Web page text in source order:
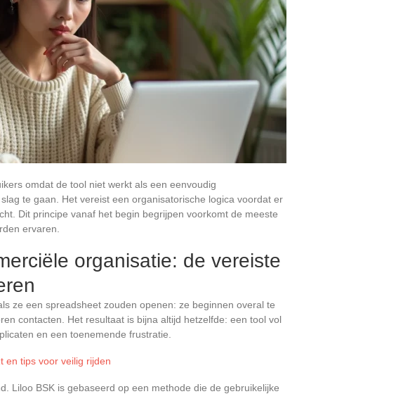
omdat de tool niet werkt als een eenvoudig
te gaan. Het vereist een organisatorische logica voordat er
Dit principe vanaf het begin begrijpen voorkomt de meeste
ervaren.
organisatie: de vereiste
ze een spreadsheet zouden openen: ze beginnen overal te
contacten. Het resultaat is bijna altijd hetzelfde: een tool vol
en een toenemende frustratie.
en tips voor veilig rijden
Liloo BSK is gebaseerd op een methode die de gebruikelijke